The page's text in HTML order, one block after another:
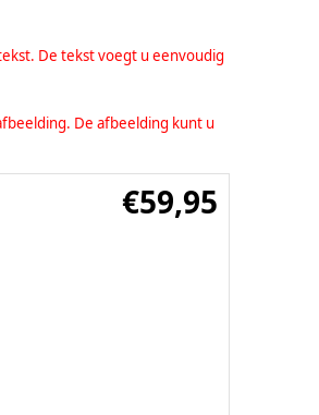
De tekst voegt u eenvoudig
De afbeelding kunt u
€59,95